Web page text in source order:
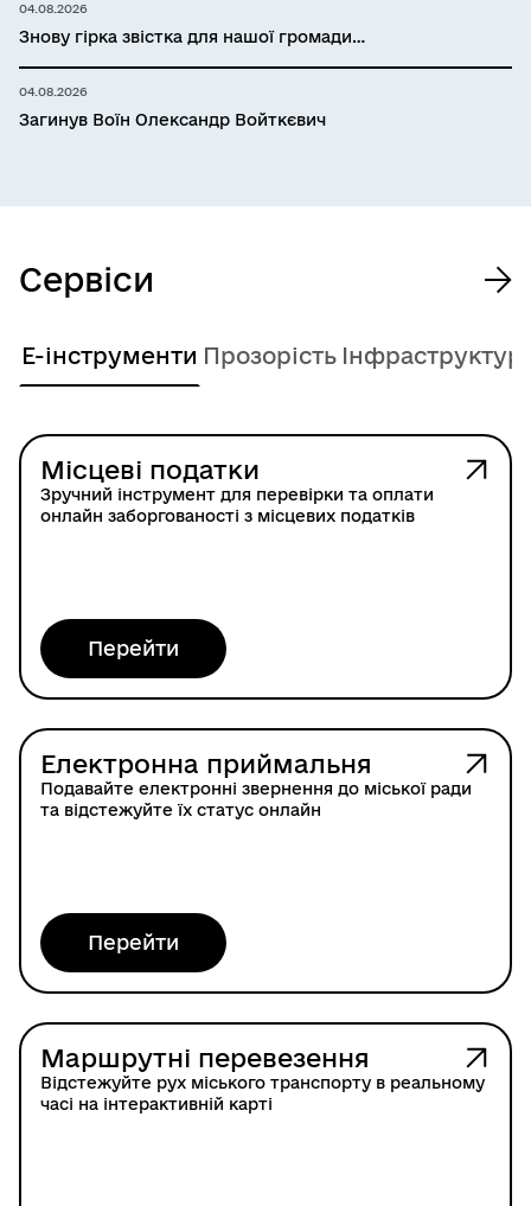
04.08.2026
Знову гірка звістка для нашої громади…
04.08.2026
Загинув Воїн Олександр Войткєвич
Сервіси
Е-інструменти Прозорість
Місцеві податки
Зручний інструмент для перевірки та оплати
онлайн заборгованості з місцевих податків
Перейти
Електронна приймальня
Подавайте електронні звернення до міської ради
та відстежуйте їх статус онлайн
Перейти
Маршрутні перевезення
Відстежуйте рух міського транспорту в реальному
часі на інтерактивній карті